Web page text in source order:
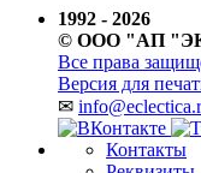
1992 - 2026
© ООО "АП
Все права
Версия для
✉
Контакты